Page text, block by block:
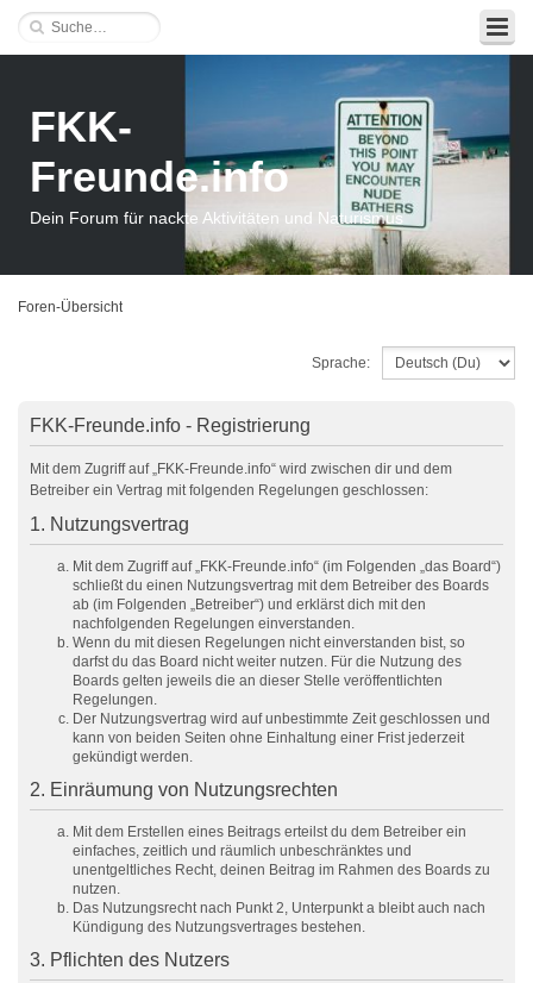
FKK-
Freunde.info
Dein Forum für nackte Aktivitäten und Naturismus
Foren-Übersicht
Sprache:
FKK-Freunde.info - Registrierung
Mit dem Zugriff auf „FKK-Freunde.info“ wird zwischen dir und dem
Betreiber ein Vertrag mit folgenden Regelungen geschlossen:
1. Nutzungsvertrag
Mit dem Zugriff auf „FKK-Freunde.info“ (im Folgenden „das Board“)
schließt du einen Nutzungsvertrag mit dem Betreiber des Boards
ab (im Folgenden „Betreiber“) und erklärst dich mit den
nachfolgenden Regelungen einverstanden.
Wenn du mit diesen Regelungen nicht einverstanden bist, so
darfst du das Board nicht weiter nutzen. Für die Nutzung des
Boards gelten jeweils die an dieser Stelle veröffentlichten
Regelungen.
Der Nutzungsvertrag wird auf unbestimmte Zeit geschlossen und
kann von beiden Seiten ohne Einhaltung einer Frist jederzeit
gekündigt werden.
2. Einräumung von Nutzungsrechten
Mit dem Erstellen eines Beitrags erteilst du dem Betreiber ein
einfaches, zeitlich und räumlich unbeschränktes und
unentgeltliches Recht, deinen Beitrag im Rahmen des Boards zu
nutzen.
Das Nutzungsrecht nach Punkt 2, Unterpunkt a bleibt auch nach
Kündigung des Nutzungsvertrages bestehen.
3. Pflichten des Nutzers